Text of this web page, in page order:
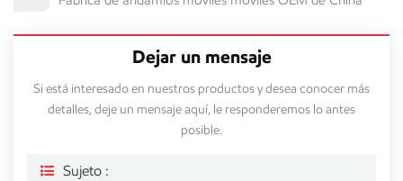
Dejar un mensaje
Si está interesado en nuestros productos y desea conocer más
detalles, deje un mensaje aquí, le responderemos lo antes
posible.
Sujeto :